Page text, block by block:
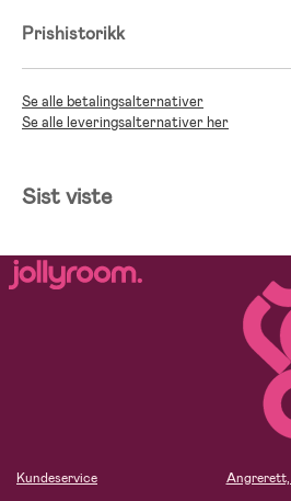
Prishistorikk
Se alle betalingsalternativer
Se alle leveringsalternativer her
Sist viste
Kundeservice